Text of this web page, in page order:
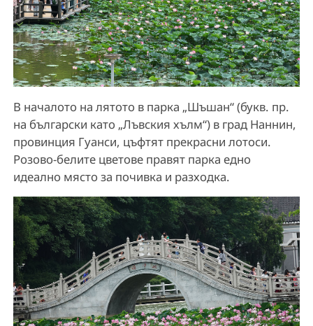
В началото на лятото в парка „Шъшан“ (букв. пр.
на български като „Лъвския хълм“) в град Наннин,
провинция Гуанси, цъфтят прекрасни лотоси.
Розово-белите цветове правят парка едно
идеално място за почивка и разходка.